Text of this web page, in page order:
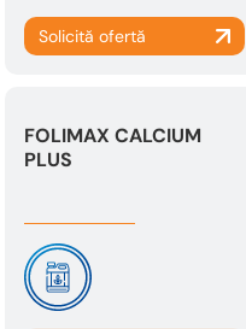
FOLIMAX CALCIUM
PLUS